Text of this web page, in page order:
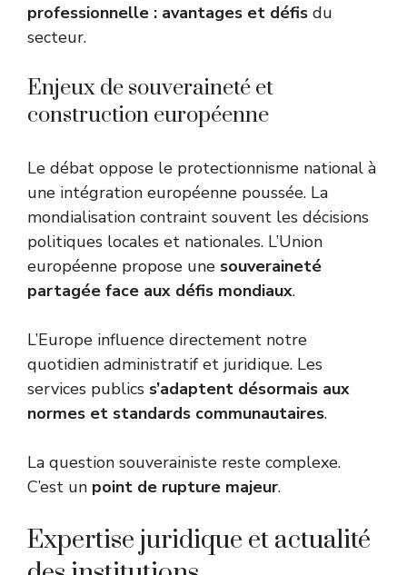
professionnelle : avantages et défis du
secteur.
Enjeux de souveraineté et
construction européenne
Le débat oppose le protectionnisme national à
une intégration européenne poussée. La
mondialisation contraint souvent les décisions
politiques locales et nationales. L’Union
européenne propose une souveraineté
partagée face aux défis mondiaux.
L’Europe influence directement notre
quotidien administratif et juridique. Les
services publics s’adaptent désormais aux
normes et standards communautaires.
La question souverainiste reste complexe.
C’est un point de rupture majeur.
Expertise juridique et actualité